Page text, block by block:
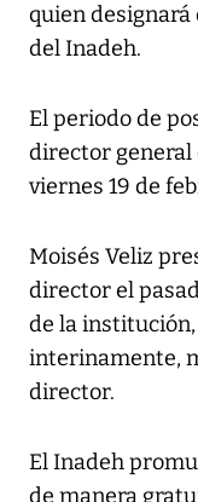
quien
del Inadeh.
El periodo de
director general
viernes 19 de
Moisés Veliz
director el
de la
interinamente,
director.
El Inadeh
de manera